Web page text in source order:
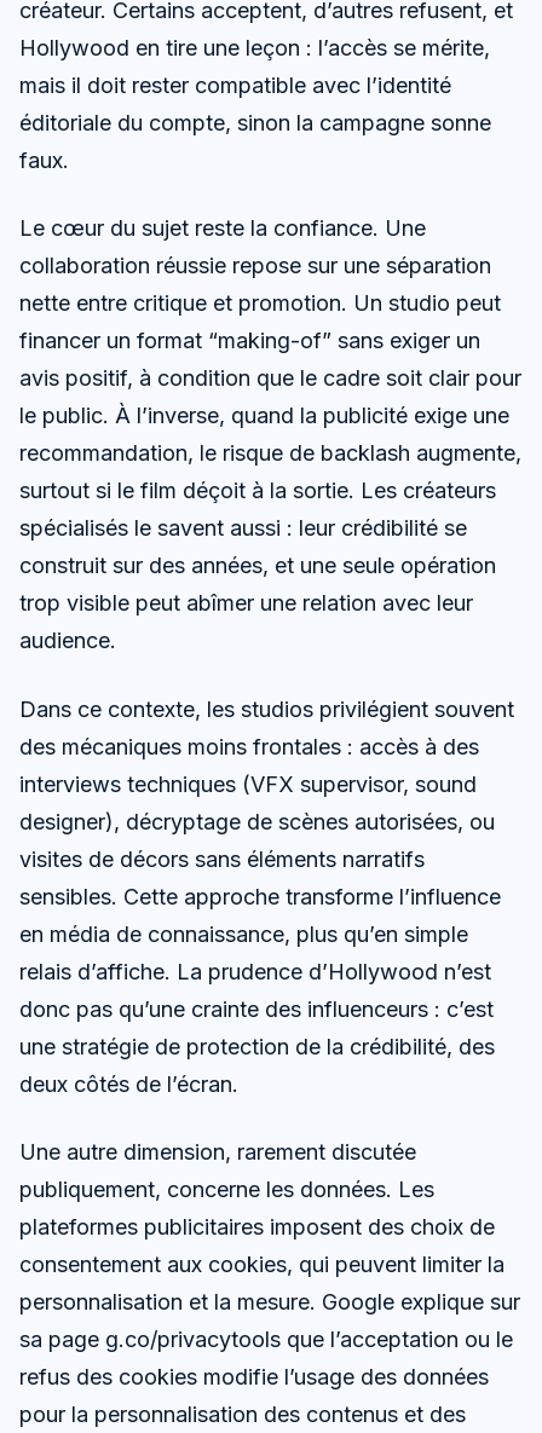
créateur. Certains acceptent, d’autres refusent, et
Hollywood en tire une leçon : l’accès se mérite,
mais il doit rester compatible avec l’identité
éditoriale du compte, sinon la campagne sonne
faux.
Le cœur du sujet reste la confiance. Une
collaboration réussie repose sur une séparation
nette entre critique et promotion. Un studio peut
financer un format “making-of” sans exiger un
avis positif, à condition que le cadre soit clair pour
le public. À l’inverse, quand la publicité exige une
recommandation, le risque de backlash augmente,
surtout si le film déçoit à la sortie. Les créateurs
spécialisés le savent aussi : leur crédibilité se
construit sur des années, et une seule opération
trop visible peut abîmer une relation avec leur
audience.
Dans ce contexte, les studios privilégient souvent
des mécaniques moins frontales : accès à des
interviews techniques (VFX supervisor, sound
designer), décryptage de scènes autorisées, ou
visites de décors sans éléments narratifs
sensibles. Cette approche transforme l’influence
en média de connaissance, plus qu’en simple
relais d’affiche. La prudence d’Hollywood n’est
donc pas qu’une crainte des influenceurs : c’est
une stratégie de protection de la crédibilité, des
deux côtés de l’écran.
Une autre dimension, rarement discutée
publiquement, concerne les données. Les
plateformes publicitaires imposent des choix de
consentement aux cookies, qui peuvent limiter la
personnalisation et la mesure. Google explique sur
sa page g.co/privacytools que l’acceptation ou le
refus des cookies modifie l’usage des données
pour la personnalisation des contenus et des